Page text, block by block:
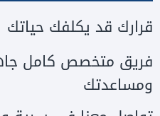
قرارك قد يكلفك حياتك
فريق متخصص كامل
ومساعدتك